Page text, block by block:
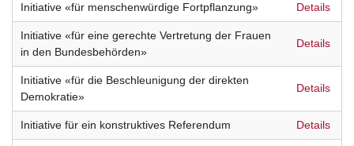
Initiative «für menschenwürdige Fortpflanzung» Details
Initiative «für eine gerechte Vertretung der Frauen
in den Bundesbehörden»
Details
Initiative «für die Beschleunigung der direkten
Demokratie»
Details
Initiative für ein konstruktives Referendum Details